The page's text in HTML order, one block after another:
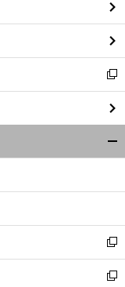
ド
ウ
で
開
く
新
し
い
ウ
ィ
ン
ウ
開
く
新
し
い
新